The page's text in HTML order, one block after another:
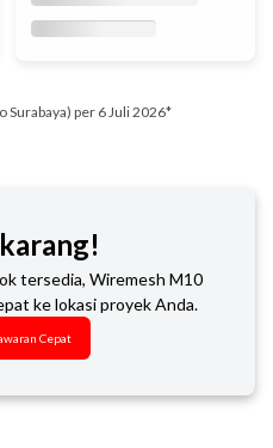
per 6 Juli 2026*
tersedia, Wiremesh M10
ke lokasi proyek Anda.
Cepat